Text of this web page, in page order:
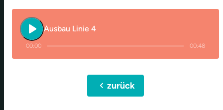
play_arrow Ausbau Linie 4
00:00 00:48
chevron_leftzurück